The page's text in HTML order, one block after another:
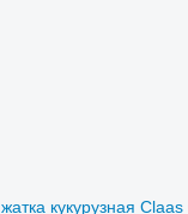
жатка кукурузная